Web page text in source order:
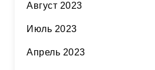
Август 2023
Июль 2023
Апрель 2023